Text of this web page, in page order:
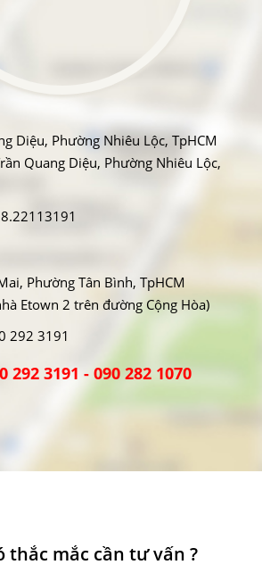
Diệu, Phường Nhiêu Lộc, TpHCM
Quang Diệu, Phường Nhiêu Lộc,
Phường Tân Bình, TpHCM
Etown 2 trên đường Cộng Hòa)
292 3191
292 3191 - 090 282 1070
thắc mắc cần tư vấn ?